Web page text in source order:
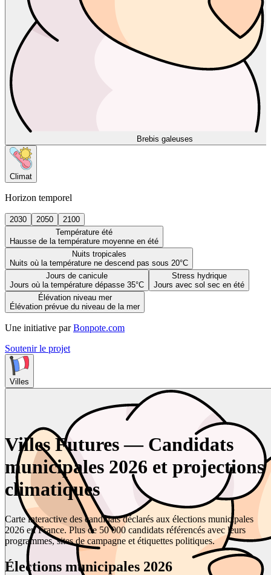
Brebis galeuses
Climat
Horizon temporel
2030 2050
2100
Température été
Hausse de la température moyenne en été
Nuits tropicales
Nuits où la température ne descend pas sous 20°C
Jours de canicule
Jours où la température dépasse 35°C
Stress hydrique
Jours avec sol sec en été
Élévation niveau mer
Élévation prévue du niveau de la mer
Une initiative par Bonpote.com
Soutenir le projet
Villes
Villes Futures — Candidats
municipales 2026 et projections
climatiques
Carte interactive des candidats déclarés aux élections municipales
2026 en France. Plus de 50 000 candidats référencés avec leurs
programmes, sites de campagne et étiquettes politiques.
Élections municipales 2026